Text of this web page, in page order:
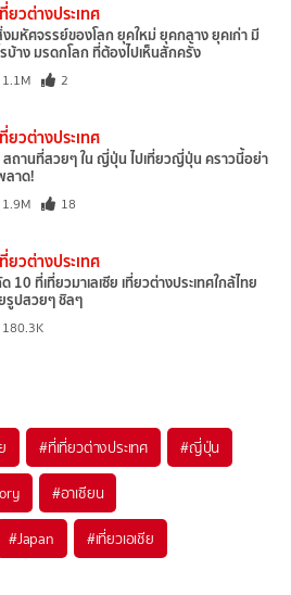
ยวต่างประเทศ
มหัศจรรย์ของโลก ยุคใหม่ ยุคกลาง ยุคเก่า มี
รบ้าง มรดกโลก ที่ต้องไปเห็นสักครั้ง
1.1M 2
ยวต่างประเทศ
ถานที่สวยๆ ใน ญี่ปุ่น ไปเที่ยวญี่ปุ่น คราวนี้อย่า
ลาด!
1.9M 18
ยวต่างประเทศ
10 ที่เที่ยวมาเลเซีย เที่ยวต่างประเทศใกล้ไทย
รูปสวยๆ ชิลๆ
180.3K
#ที่เที่ยวต่างประเทศ #ญี่ปุ่น
#อาเซียน
#Japan #เที่ยวเอเชีย